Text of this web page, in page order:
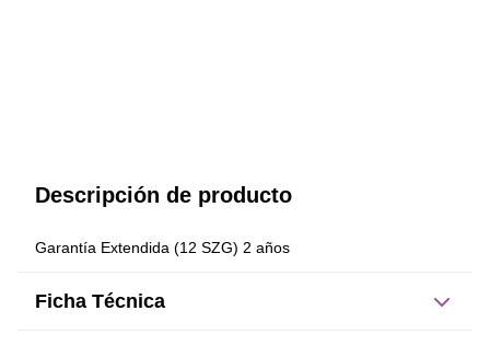
Descripción de producto
Garantía Extendida (12 SZG) 2 años
Ficha Técnica